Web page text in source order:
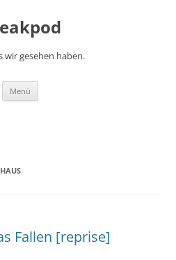
wir gesehen haben.
Menü
Fallen [reprise]